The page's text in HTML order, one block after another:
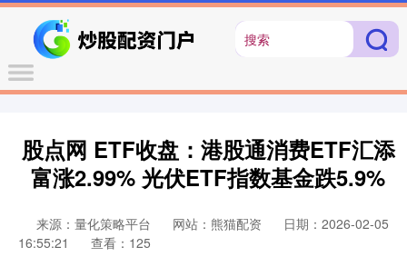
股点网 ETF收盘：港股通消费ETF汇添
富涨2.99% 光伏ETF指数基金跌5.9%
来源：量化策略平台 网站：熊猫配资
日期：2026-02-05
16:55:21
查看：125